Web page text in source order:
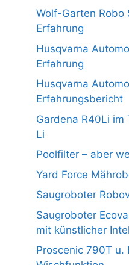
Wolf-Garten Robo
Erfahrung
Husqvarna
Erfahrung
Husqvarna
Erfahrungsbericht
Gardena R40Li im
Li
Poolfilter – aber
Yard Force
Saugroboter
Saugroboter
mit künstlicher
Proscenic 790T u.